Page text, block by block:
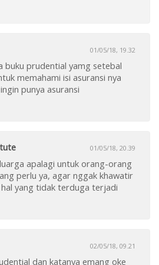
01/05/18, 19.32
buku prudential yamg setebal
memahami isi asuransi nya
punya asuransi
01/05/18, 20.39
apalagi untuk orang-orang
perlu ya, agar nggak khawatir
yang tidak terduga terjadi
02/05/18, 09.21
dan katanya emang oke